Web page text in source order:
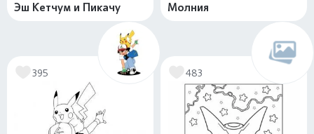
Эш Кетчум и Пикачу Молния
395 483